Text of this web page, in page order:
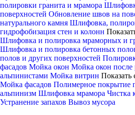
полировки гранита и мрамора
поверхностей Обновление швов на
натурального камня Шлифовка,
гидрофобизация стен и колонн
Шлифовка и полировка мраморных и
Шлифовка и полировка бетонных
полов и других поверхностей
фасадов Мойка окон Мойка окон после
альпинистами Мойка витрин Показать
Мойка фасадов Полимерное покрытие
альпинизм Шлифовка мрамора Чистка
Устранение запахов Вывоз мусора